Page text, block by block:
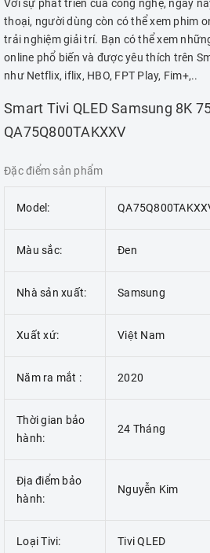
Với sự phát triển của công nghệ, ngày
thoại, người dùng còn có thể xem phim
trải nghiệm giải trí. Bạn có thể xem
online phổ biến và được yêu thích trên
như Netflix, iflix, HBO, FPT Play, Fim+,..
Smart Tivi QLED Samsung 8K
QA75Q800TAKXXV
Đặc điểm sản phẩm
Model:
Màu sắc: Đen
Nhà sản xuất: Samsung
Xuất xứ: Việt Nam
Năm ra mắt : 2020
Thời gian bảo
hành:
24 Tháng
Địa điểm bảo
hành:
Nguyễn Kim
Loại Tivi: Tivi QLED